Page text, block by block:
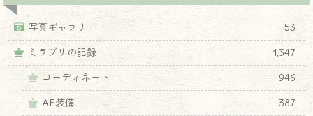
写真ギャラリー
53
ミラプリの記録
1,347
コーディネート
946
AF装備
387